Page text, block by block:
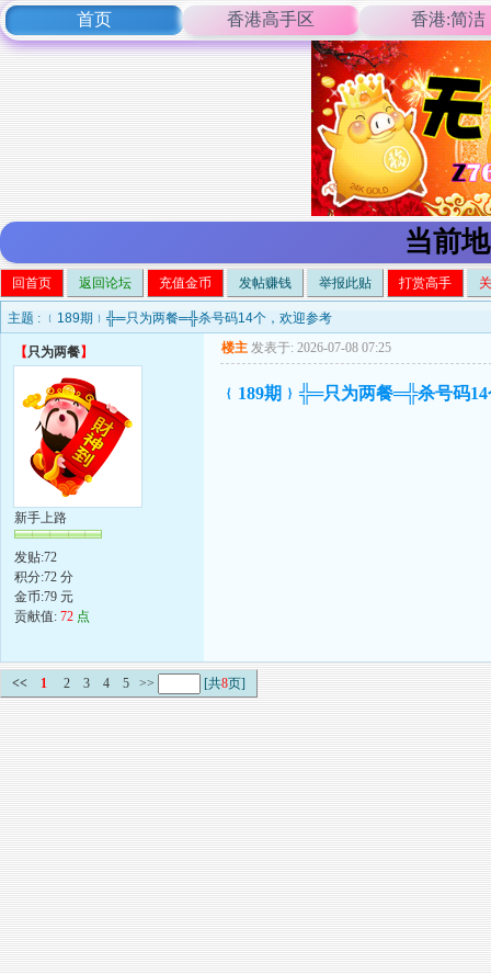
首页 香港高手区 香港:简洁
当前
回首页 返回论坛 充值金币 发帖赚钱 举报此贴 打赏高手
主题 : ﹛189期﹜╬═只为两餐═╬杀号码14个，欢迎参考
【只为两餐】
新手上路
发贴:72
积分:72 分
金币:79 元
贡献值: 72 点
楼主 发表于: 2026-07-08 07:25
﹛189期﹜╬═只为两餐═╬杀号码
<< 1 2 3 4 5 >> [共8页]